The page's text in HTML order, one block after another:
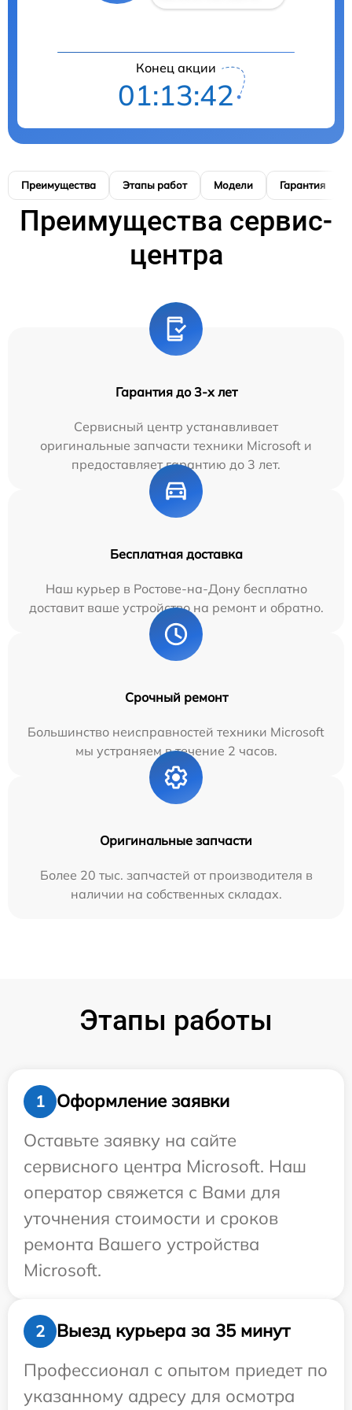
Конец акции
01:13:42
Преимущества Этапы работ Модели Гарантия
Преимущества сервис-
центра
Гарантия до 3-х лет
Сервисный центр устанавливает
оригинальные запчасти техники Microsoft и
предоставляет гарантию до 3 лет.
Бесплатная доставка
Наш курьер в Ростове-на-Дону бесплатно
доставит ваше устройство на ремонт и обратно.
Срочный ремонт
Большинство неисправностей техники Microsoft
мы устраняем в течение 2 часов.
Оригинальные запчасти
Более 20 тыс. запчастей от производителя в
наличии на собственных складах.
Этапы работы
1
Оформление заявки
Оставьте заявку на сайте
сервисного центра Microsoft. Наш
оператор свяжется с Вами для
уточнения стоимости и сроков
ремонта Вашего устройства
Microsoft.
2
Выезд курьера за 35 минут
Профессионал с опытом приедет по
указанному адресу для осмотра